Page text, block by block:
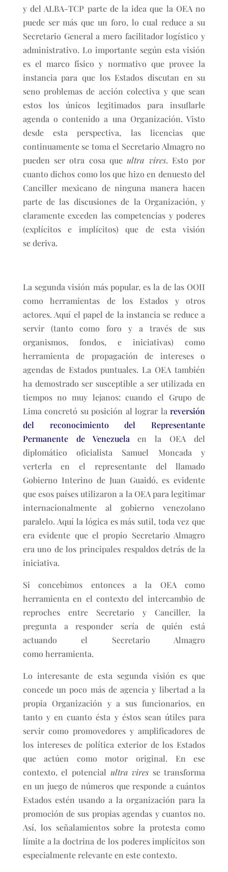
y del ALBA-TCP parte de la idea que la OEA no
puede ser más que un foro, lo cual reduce a su
Secretario General a mero facilitador logístico y
administrativo. Lo importante según esta visión
es el marco físico y normativo que provee la
instancia para que los Estados discutan en su
seno problemas de acción colectiva y que sean
estos los únicos legitimados para insuflarle
agenda o contenido a una Organización. Visto
desde esta perspectiva, las licencias que
continuamente se toma el Secretario Almagro no
pueden ser otra cosa queultra vires. Esto por
cuanto dichos como los que hizo en denuesto del
Canciller mexicano de ninguna manera hacen
parte de las discusiones de la Organización, y
claramente exceden las competencias y poderes
(explícitos e implícitos) que de esta visión
se deriva.
La segunda visión más popular, es la de las OOII
como herramientas de los Estados y otros
actores. Aquí el papel de la instancia se reduce a
servir (tanto como foro y a través de sus
organismos, fondos, e iniciativas) como
herramienta de propagación de intereses o
agendas de Estados puntuales. La OEA también
ha demostrado ser susceptible a ser utilizada en
tiempos no muy lejanos: cuando el Grupo de
Lima concretó su posición al lograr lareversión
del reconocimiento del Representante
Permanente de Venezuela en la OEA del
diplomático oficialista Samuel Moncada y
verterla en el representante del llamado
Gobierno Interino de Juan Guaidó, es evidente
que esos países utilizaron a la OEA para legitimar
internacionalmente al gobierno venezolano
paralelo. Aquí la lógica es más sutil, toda vez que
era evidente que el propio Secretario Almagro
era uno de los principales respaldos detrás de la
iniciativa.
Si concebimos entonces a la OEA como
herramienta en el contexto del intercambio de
reproches entre Secretario y Canciller, la
pregunta a responder sería de quién está
actuando el Secretario Almagro
como herramienta.
Lo interesante de esta segunda visión es que
concede un poco más de agencia y libertad a la
propia Organización y a sus funcionarios, en
tanto y en cuanto ésta y éstos sean útiles para
servir como promovedores y amplificadores de
los intereses de política exterior de los Estados
que actúen como motor original. En ese
contexto, el potencial ultra vires se transforma
en un juego de números que responde a cuántos
Estados estén usando a la organización para la
promoción de sus propias agendas y cuantos no.
Así, los señalamientos sobre la protesta como
límite a la doctrina de los poderes implícitos son
especialmente relevante en este contexto.